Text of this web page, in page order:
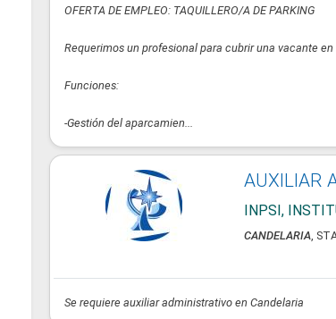
OFERTA DE EMPLEO: TAQUILLERO/A DE PARKING
Requerimos un profesional para cubrir una vacante
Funciones:
-Gestión del aparcamien...
AUXILIAR
INPSI,
CANDELARIA,
Se requiere auxiliar administrativo en Candelaria